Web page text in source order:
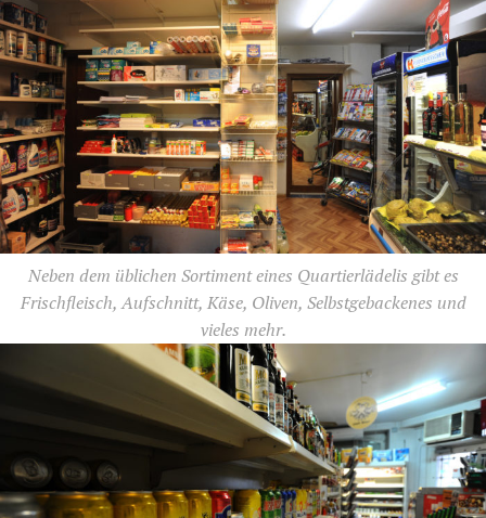
Neben dem üblichen Sortiment eines Quartierlädelis gibt es
Frischfleisch, Aufschnitt, Käse, Oliven, Selbstgebackenes und
vieles mehr.